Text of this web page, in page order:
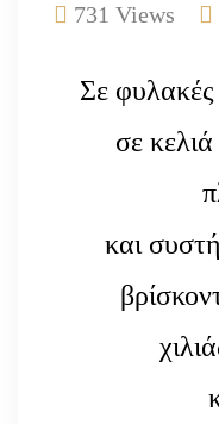
731 Views
Σε
σε
και